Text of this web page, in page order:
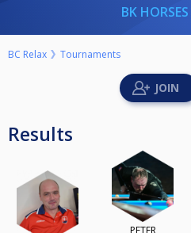
BK
BC Relax Tournaments
Results